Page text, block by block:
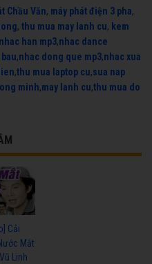
Chầu Văn, máy phát điện 3 pha,
, thu mua may lanh cu, kem
nhac han mp3,nhac dance
,nhac dong que mp3,nhac xua
,thu mua laptop cu,sua nap
minh,may lanh cu,thu mua do
Cải
Mắt
Linh